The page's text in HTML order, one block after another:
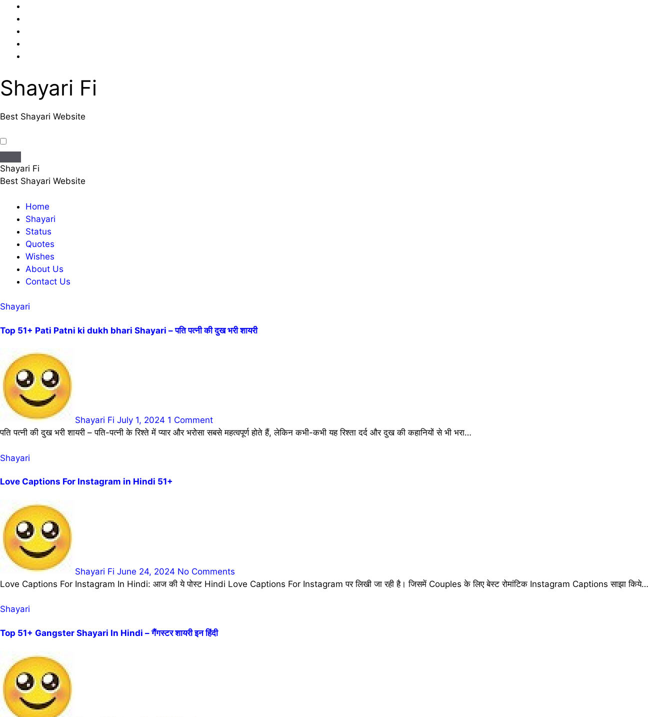
content
Shayari Fi
Best Shayari Website
Shayari Fi
Best Shayari Website
Home
Shayari
Status
Quotes
Wishes
About Us
Contact Us
Shayari
Top 51+ Pati Patni ki dukh bhari Shayari – पति पत्नी की दुख भरी शायरी
Shayari Fi July 1, 2024 1 Comment
पति पत्नी की दुख भरी शायरी – पति-पत्नी के रिश्ते में प्यार और भरोसा सबसे महत्वपूर्ण होते हैं, लेकिन कभी-कभी यह रिश्ता दर्द और दुख की कहानियों से भी भरा…
Shayari
Love Captions For Instagram in Hindi 51+
Shayari Fi June 24, 2024 No Comments
Love Captions For Instagram In Hindi: आज की ये पोस्ट Hindi Love Captions For Instagram पर लिखी जा रही है। जिसमें Couples के लिए बेस्ट रोमांटिक Instagram Captions साझा किये…
Shayari
Top 51+ Gangster Shayari In Hindi – गैंगस्टर शायरी इन हिंदी